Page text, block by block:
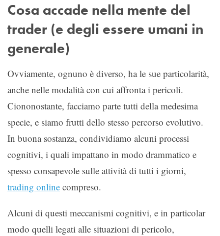
Cosa accade nella mente del
trader (e degli essere umani in
generale)
Ovviamente, ognuno è diverso, ha le sue particolarità,
anche nelle modalità con cui affronta i pericoli.
Ciononostante, facciamo parte tutti della medesima
specie, e siamo frutti dello stesso percorso evolutivo.
In buona sostanza, condividiamo alcuni processi
cognitivi, i quali impattano in modo drammatico e
spesso consapevole sulle attività di tutti i giorni,
trading online compreso.
Alcuni di questi meccanismi cognitivi, e in particolar
modo quelli legati alle situazioni di pericolo,